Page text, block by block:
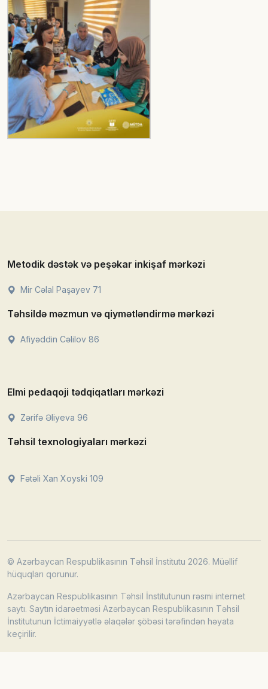
Metodik dəstək və peşəkar inkişaf mərkəzi
Mir Cəlal Paşayev 71
Təhsildə məzmun və qiymətləndirmə mərkəzi
Afiyəddin Cəlilov 86
Elmi pedaqoji tədqiqatları mərkəzi
Zərifə Əliyeva 96
Təhsil texnologiyaları mərkəzi
Fətəli Xan Xoyski 109
© Azərbaycan Respublikasının Təhsil İnstitutu 2026. Müəllif
hüquqları qorunur.
Azərbaycan Respublikasının Təhsil İnstitutunun rəsmi internet
saytı. Saytın idarəetməsi Azərbaycan Respublikasının Təhsil
İnstitutunun İctimaiyyətlə əlaqələr şöbəsi tərəfindən həyata
keçirilir.